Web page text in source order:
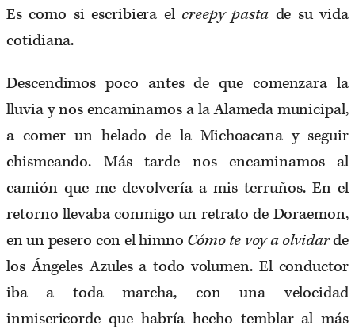
Es como si escribiera el creepy pasta de su vida
cotidiana.
Descendimos poco antes de que comenzara la
lluvia y nos encaminamos a la Alameda municipal,
a comer un helado de la Michoacana y seguir
chismeando. Más tarde nos encaminamos al
camión que me devolvería a mis terruños. En el
retorno llevaba conmigo un retrato de Doraemon,
en un pesero con el himno Cómo te voy a olvidarde
los Ángeles Azules a todo volumen. El conductor
iba a toda marcha, con una velocidad
inmisericorde que habría hecho temblar al más